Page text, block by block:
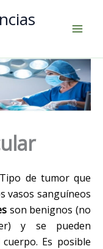
de tumor que
vasos sanguíneos
son benignos (no
y se pueden
Es posible